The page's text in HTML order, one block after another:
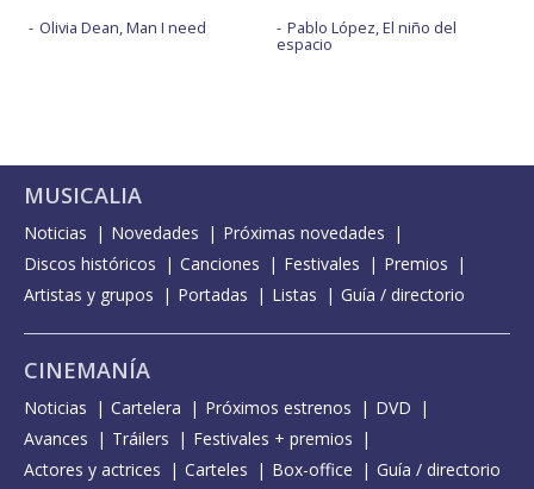
Olivia Dean, Man I need Pablo López, El niño del
espacio
MUSICALIA
Noticias Novedades
Próximas novedades
Discos históricos
Canciones Festivales
Premios
Artistas y grupos
Portadas Listas Guía / directorio
CINEMANÍA
Noticias Cartelera Próximos estrenos
DVD
Avances
Tráilers
Festivales + premios
Actores y actrices
Carteles Box-office Guía / directorio